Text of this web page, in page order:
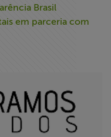
Brasil
em parceria com